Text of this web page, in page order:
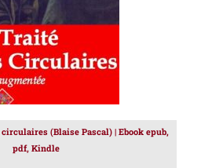
(Blaise Pascal) | Ebook epub,
pdf, Kindle